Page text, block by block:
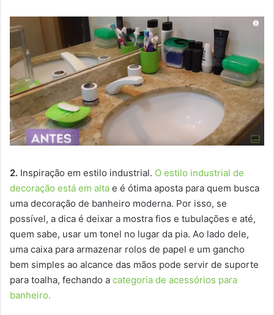
2. Inspiração em estilo industrial. O estilo industrial de
decoração está em alta e é ótima aposta para quem busca
uma decoração de banheiro moderna. Por isso, se
possível, a dica é deixar a mostra fios e tubulações e até,
quem sabe, usar um tonel no lugar da pia. Ao lado dele,
uma caixa para armazenar rolos de papel e um gancho
bem simples ao alcance das mãos pode servir de suporte
para toalha, fechando a categoria de acessórios para
banheiro.